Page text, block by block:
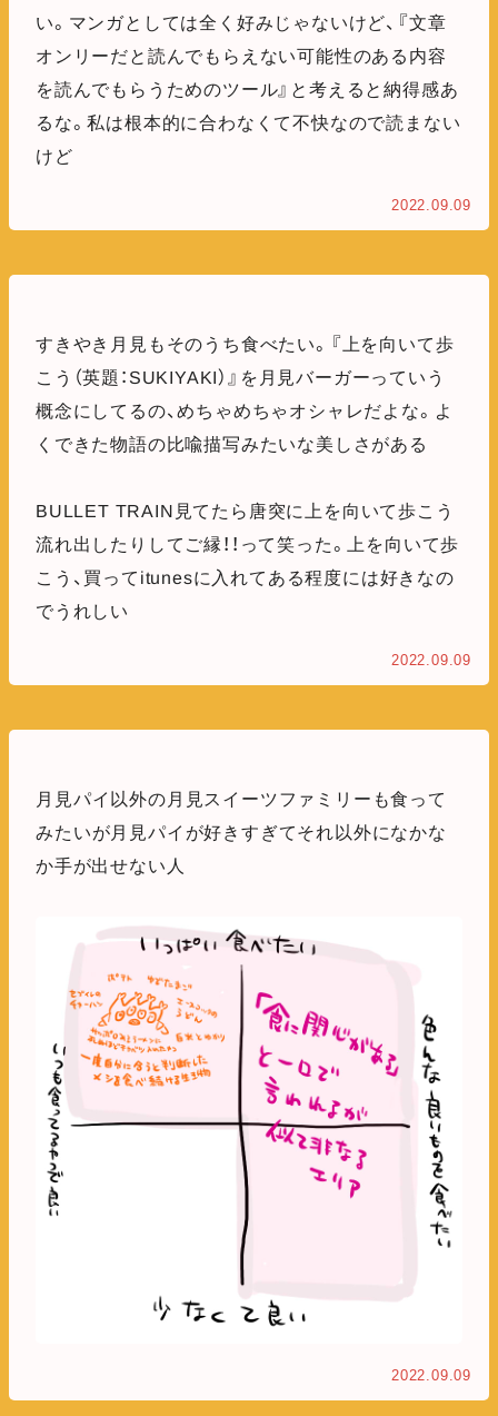
い。マンガとしては全く好みじゃないけど、『文章
オンリーだと読んでもらえない可能性のある内容
を読んでもらうためのツール』と考えると納得感あ
るな。私は根本的に合わなくて不快なので読まない
けど
2022.09.09
すきやき月見もそのうち食べたい。『上を向いて歩
こう（英題：SUKIYAKI）』を月見バーガーっていう
概念にしてるの、めちゃめちゃオシャレだよな。よ
くできた物語の比喩描写みたいな美しさがある
BULLET TRAIN見てたら唐突に上を向いて歩こう
流れ出したりしてご縁！！って笑った。上を向いて歩
こう、買ってitunesに入れてある程度には好きなの
でうれしい
2022.09.09
月見パイ以外の月見スイーツファミリーも食って
みたいが月見パイが好きすぎてそれ以外になかな
か手が出せない人
2022.09.09